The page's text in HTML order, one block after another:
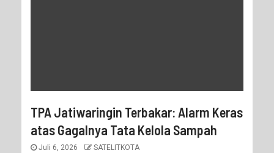
TPA Jatiwaringin Terbakar: Alarm Keras
atas Gagalnya Tata Kelola Sampah
Juli 6, 2026 SATELITKOTA